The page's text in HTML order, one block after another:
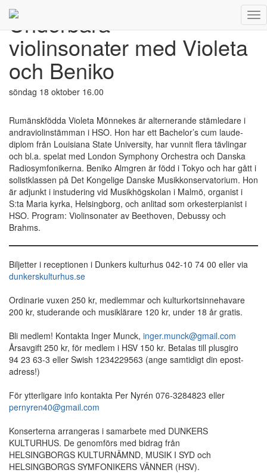
Underbara
violinsonater med
Violeta
och
Beniko
Underbara
violinsonater med Violeta
och Beniko
söndag 18 oktober 16.00
Rumänskfödda Violeta Mönnekes är alternerande stämledare i
andraviolinstämman i HSO. Hon har ett Bachelor’s cum laude-
diplom från Louisiana State University, har vunnit flera tävlingar
och bl.a. spelat med London Symphony Orchestra och Danska
Radiosymfonikerna. Beniko Almgren är född i Tokyo och har gått i
solistklassen på Det Kongelige Danske Musikkonservatorium. Hon
är adjunkt i instudering vid Musikhögskolan i Malmö, organist i
S:ta Maria kyrka, Helsingborg, och anlitad som orkesterpianist i
HSO. Program: Violinsonater av Beethoven, Debussy och
Brahms.
Biljetter i receptionen i Dunkers kulturhus 042-10 74 00 eller via
dunkerskulturhus.se
Ordinarie vuxen 250 kr, medlemmar och kulturkortsinnehavare
200 kr, studerande och musiklärare 120 kr, under 18 år gratis.
Bli medlem! Kontakta Inger Munck, inger.munck@gmail.com
Årsavgift 250 kr, för medlem i HSV 150 kr. Betalas till plusgiro
94 23 63-3 eller Swish 1234229563 (ange samtidigt din epost-
adress!)
För ytterligare info kontakta Per Nyrén 076-3284823 eller
pernyren40@gmail.com
Konserterna arrangeras i samarbete med DUNKERS
KULTURHUS. De genomförs med bidrag från
HELSINGBORGS KULTURNÄMND, MUSIK I SYD och
HELSINGBORGS SYMFONIKERS VÄNNER (HSV).